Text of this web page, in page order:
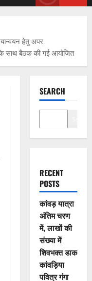
हेतु अपर
के साथ बैठक की गई आयोजित
SEARCH
RECENT
POSTS
कांवड़ यात्रा
अंतिम चरण
में, लाखों की
संख्या में
शिवभक्त डाक
कांवड़िया
पवित्र गंगा